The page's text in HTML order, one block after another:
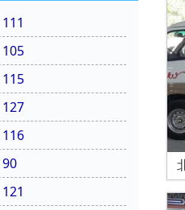
111
105
115
127
116
90
121